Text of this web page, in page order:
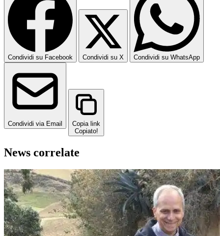
Condividi su Facebook Condividi su X Condividi su WhatsApp
Condividi via Email
Copia link
Copiato!
News correlate